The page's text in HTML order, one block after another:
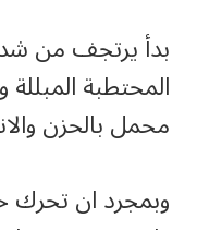
بدأ يرتجف من
المحتطبة
محمل بالحزن
وبمجرد ان